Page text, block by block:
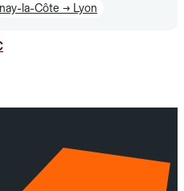
la-Côte → Lyon